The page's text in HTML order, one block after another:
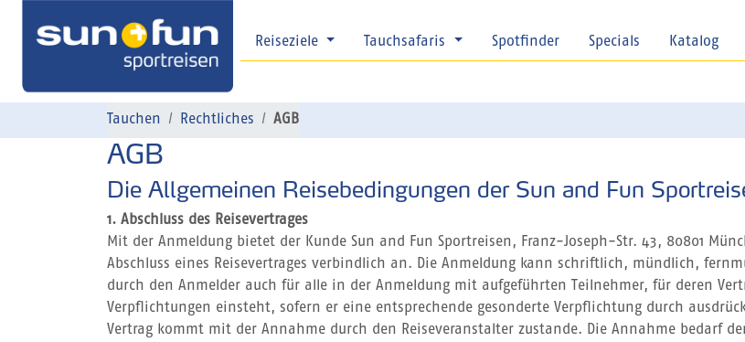
Reiseziele Tauchsafaris Spotfinder Specials Katalog
Tauchen Rechtliches AGB
AGB
Die Allgemeinen Reisebedingungen der Sun and Fun
1. Abschluss des Reisevertrages
Mit der Anmeldung bietet der Kunde Sun and Fun Sportreisen, Franz-Joseph-Str. 43, 80801
Abschluss eines Reisevertrages verbindlich an. Die Anmeldung kann schriftlich, mündlich,
durch den Anmelder auch für alle in der Anmeldung mit aufgeführten Teilnehmer, für deren
Verpflichtungen einsteht, sofern er eine entsprechende gesonderte Verpflichtung durch
Vertrag kommt mit der Annahme durch den Reiseveranstalter zustande. Die Annahme bedarf